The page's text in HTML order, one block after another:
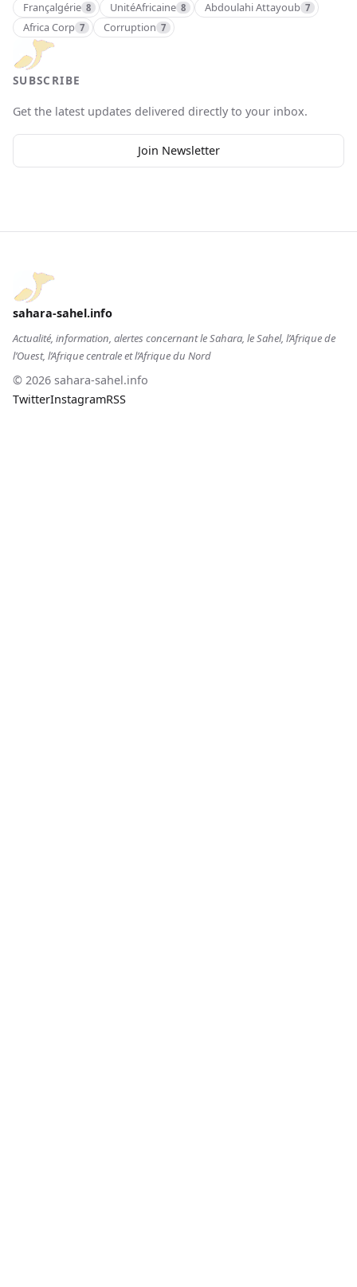
Françalgérie 8 UnitéAfricaine 8 Abdoulahi Attayoub 7
Africa Corp 7 Corruption 7
SUBSCRIBE
Get the latest updates delivered directly to your inbox.
Join Newsletter
sahara-sahel.info
Actualité, information, alertes concernant le Sahara, le Sahel, l’Afrique de
l’Ouest, l’Afrique centrale et l’Afrique du Nord
© 2026 sahara-sahel.info
TwitterInstagramRSS